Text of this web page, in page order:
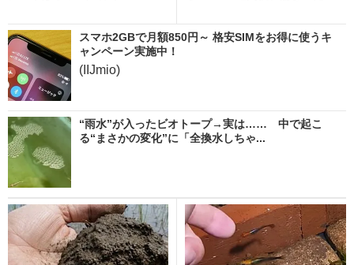
スマホ2GBで月額850円～ 格安SIMをお得に使うキ
ャンペーン実施中！
(IIJmio)
“雨水”が入ったビオトープ→実は…… 中で起こ
る“まさかの変化”に「全換水しちゃ...